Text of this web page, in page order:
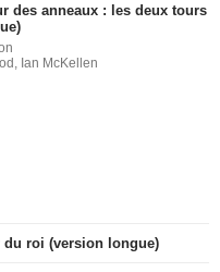
des anneaux : les deux tours
Ian McKellen
du roi (version longue)